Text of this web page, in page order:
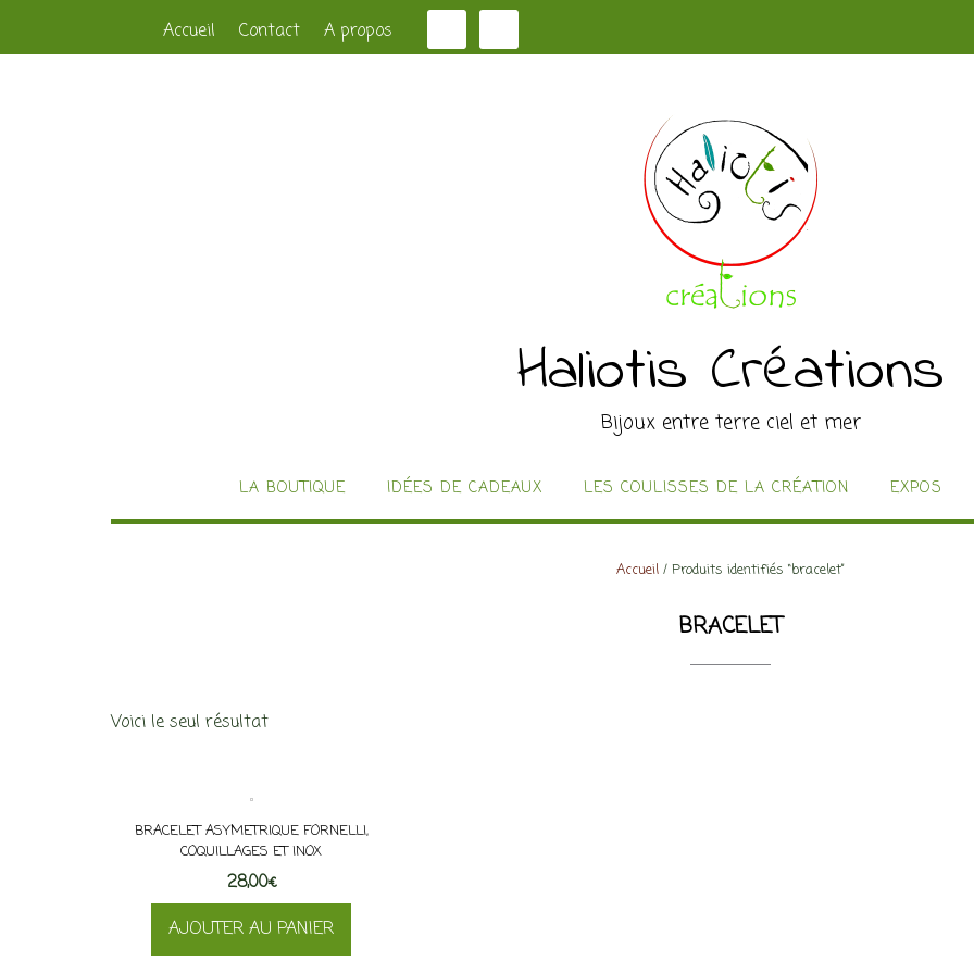
Accueil Contact A propos
Haliotis Créations
Bijoux entre terre ciel et mer
LA BOUTIQUE IDÉES DE CADEAUX LES COULISSES DE LA CRÉATION EXPOS
Accueil / Produits identifiés “bracelet”
BRACELET
Voici le seul résultat
BRACELET ASYMETRIQUE FORNELLI,
COQUILLAGES ET INOX
28,00€
AJOUTER AU PANIER